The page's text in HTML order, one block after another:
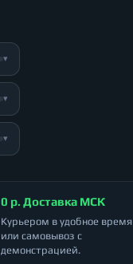
▾
▾
▾
0 р. Доставка МСК
Курьером в удобное время
или самовывоз с
демонстрацией.